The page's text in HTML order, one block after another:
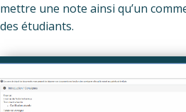
mettre une note ainsi qu’un
des étudiants.